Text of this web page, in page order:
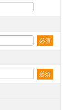
必須
必須